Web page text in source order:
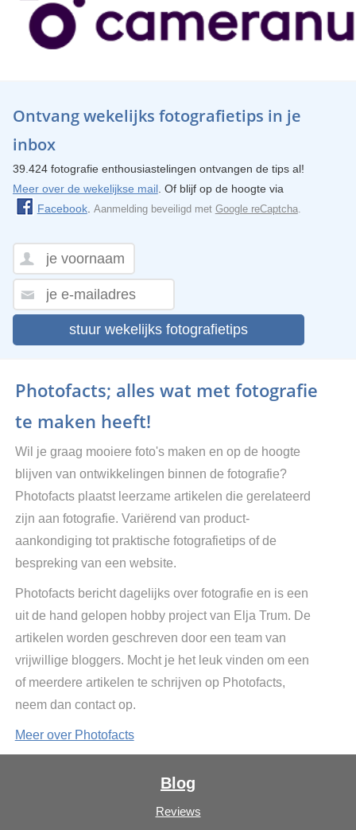
Ontvang wekelijks fotografietips in je
inbox
39.424 fotografie enthousiastelingen ontvangen de tips al!
Meer over de wekelijkse mail. Of blijf op de hoogte via
Facebook. Aanmelding beveiligd met Google reCaptcha.
stuur wekelijks fotografietips
Photofacts; alles wat met fotografie
te maken heeft!
Wil je graag mooiere foto's maken en op de hoogte
blijven van ontwikkelingen binnen de fotografie?
Photofacts plaatst leerzame artikelen die gerelateerd
zijn aan fotografie. Variërend van product-
aankondiging tot praktische fotografietips of de
bespreking van een website.
Photofacts bericht dagelijks over fotografie en is een
uit de hand gelopen hobby project van Elja Trum. De
artikelen worden geschreven door een team van
vrijwillige bloggers. Mocht je het leuk vinden om een
of meerdere artikelen te schrijven op Photofacts,
neem dan contact op.
Meer over Photofacts
Blog
Reviews